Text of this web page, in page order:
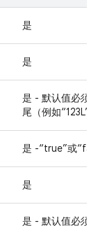
是
是
是 - 默认值必须
尾（例如“123L”
是 -“true”或
是
是 - 默认值必须